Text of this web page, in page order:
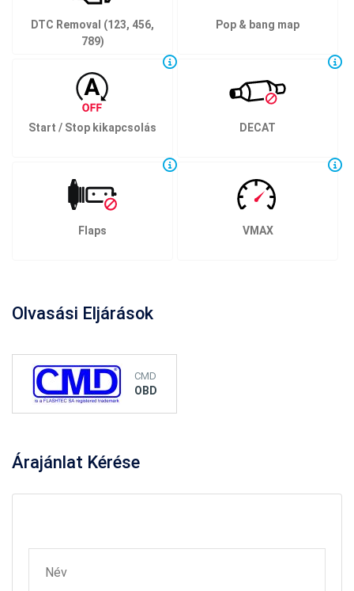
DTC Removal (123, 456,
789)
Pop & bang map
Start / Stop kikapcsolás DECAT
Flaps VMAX
Olvasási Eljárások
CMD
OBD
Árajánlat Kérése